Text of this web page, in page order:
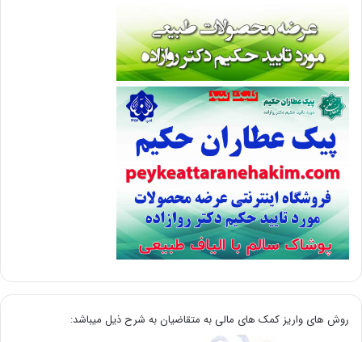
روش های واریز کمک های مالی به متقاضیان به شرح ذیل میباشد: